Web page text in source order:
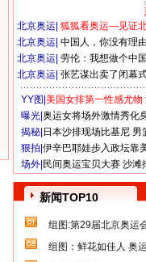
北京奥运 狐狐看奥运—见证
北京奥运 中国人，你没有理
北京奥运 劳伦：我想做个中
北京奥运 张艺谋出卖了闭幕式
YY图| 美国女排第一性感尤物
曝光| 奥运女将场外激情秀化
揭秘| 日本沙排现场比基尼 男
狠拍| 伊辛巴耶娃步入政坛靠
场外| 民间奥运宝贝大赛 沙滩
新闻TOP10
组图:第29届北京奥运
组图：鲜花如佳人 奥